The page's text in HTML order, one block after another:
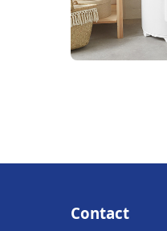
Contact